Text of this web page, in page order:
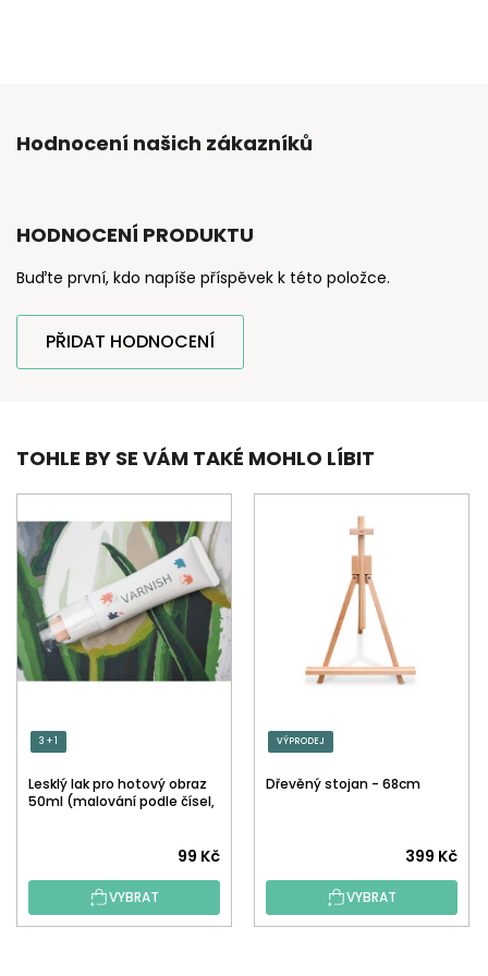
Hodnocení našich zákazníků
HODNOCENÍ PRODUKTU
Buďte první, kdo napíše příspěvek k této položce.
PŘIDAT HODNOCENÍ
TOHLE BY SE VÁM TAKÉ MOHLO LÍBIT
3 + 1
Lesklý lak pro hotový obraz
50ml (malování podle čísel,
hodnocení
produktu
je
99 Kč
VYBRAT
VÝPRODEJ
Dřevěný stojan - 68cm
399 Kč
VYBRAT